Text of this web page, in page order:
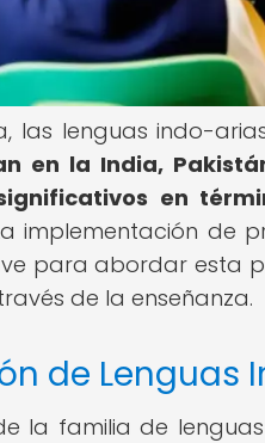
las lenguas indo-
en la India,
en
implementación de
para abordar esta
de la enseñanza.
de Lenguas
la familia de